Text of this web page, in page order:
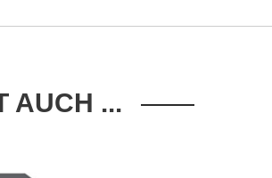
AUCH ...